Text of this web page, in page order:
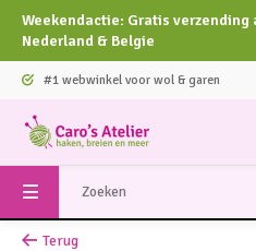
Weekendactie: Gratis verzending
Nederland & Belgie
#1 webwinkel voor wol & garen
Terug